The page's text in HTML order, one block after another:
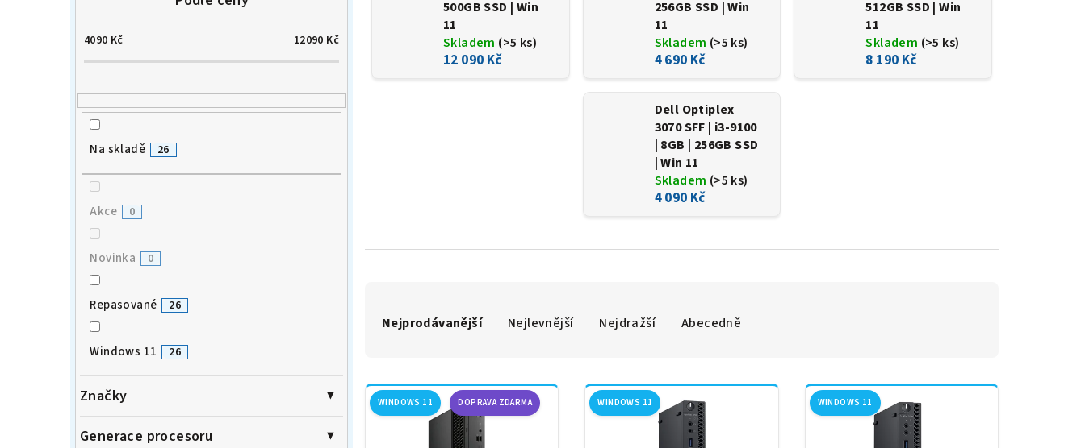
4090 Kč 12090 Kč
Na skladě 26
Akce 0
Novinka 0
Repasované 26
Windows 11 26
Značky
Generace procesoru
500GB SSD | Win
11
Skladem (>5 ks)
12 090 Kč
256GB SSD | Win
11
Skladem (>5 ks)
4 690 Kč
512GB SSD | Win
11
Skladem (>5 ks)
8 190 Kč
Dell Optiplex
3070 SFF | i3-9100
| 8GB | 256GB SSD
| Win 11
Skladem (>5 ks)
4 090 Kč
e
Nejprodávanější Nejlevnější Nejdražší Abecedně
V
ý
WINDOWS 11 DOPRAVA ZDARMA WINDOWS 11 WINDOWS 11